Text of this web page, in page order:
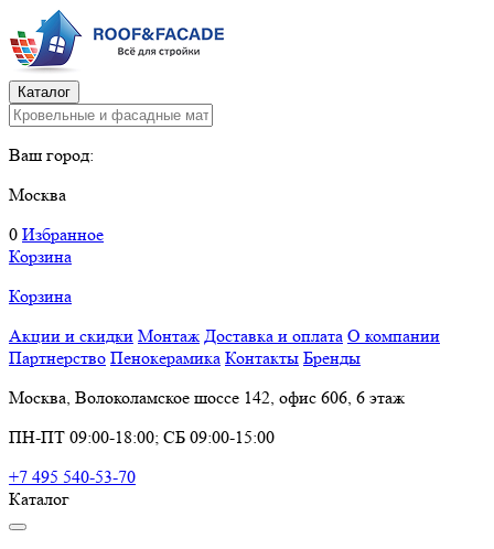
Каталог
Ваш город:
Москва
0 Избранное
Корзина
Корзина
Акции и скидки Монтаж Доставка и оплата О компании
Партнерство Пенокерамика Контакты Бренды
Москва, Волоколамское шоссе 142, офис 606, 6 этаж
ПН-ПТ 09:00-18:00; СБ 09:00-15:00
+7 495 540-53-70
Каталог